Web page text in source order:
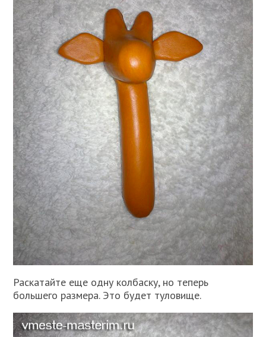
Раскатайте еще одну колбаску, но теперь
большего размера. Это будет туловище.